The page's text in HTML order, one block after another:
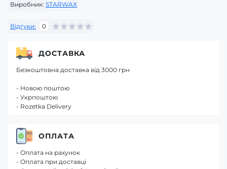
Виробник: STARWAX
Відгуки: 0
ДОСТАВКА
Безкоштовна доставка від 3000 грн
- Новою поштою
- Укрпоштою
- Rozetka Delivery
ОПЛАТА
- Оплата на рахунок
- Оплата при доставці